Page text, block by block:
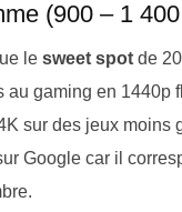
(900 – 1
le sweet spot de
au gaming en 1440p
sur des jeux moins
Google car il